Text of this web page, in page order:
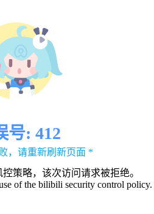
号: 412
，请重新刷新页面 *
策略，该次访问请求被拒绝。
of the bilibili security control policy.